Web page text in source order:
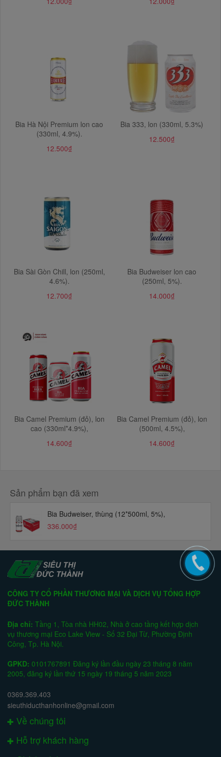
Bia Hà Nội Premium lon cao
(330ml, 4.9%).
12.500₫
Bia 333, lon (330ml, 5.3%)
12.500₫
Bia Sài Gòn Chill, lon (250ml,
4.6%).
12.700₫
Bia Budweiser lon cao
(250ml, 5%).
14.000₫
​​​​​​​Bia Camel Premium (đỏ), lon
cao (330ml*4.9%),
14.600₫
Bia Camel Premium (đỏ), lon
(500ml, 4.5%),
14.600₫
Sản phẩm bạn đã xem
Bia Budweiser, thùng (12*500ml, 5%),
336.000₫
CÔNG TY CỔ PHẦN THƯƠNG MẠI VÀ DỊCH VỤ TỔNG HỢP
ĐỨC THÀNH
Địa chỉ: Tầng 1, Tòa nhà HH02, Nhà ở cao tầng kết hợp dịch
vụ thương mại Eco Lake View - Số 32 Đại Từ, Phường Định
Công, Tp. Hà Nội.
GPKD: 0101767891 Đăng ký lần đầu ngày 23 tháng 8 năm
2005, đăng ký lần thứ 15 ngày 19 tháng 5 năm 2023
0369.369.403
sieuthiducthanhonline@gmail.com
Về chúng tôi
Hỗ trợ khách hàng